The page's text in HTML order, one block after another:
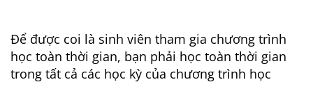
Để được coi là sinh viên tham gia chương trình
học toàn thời gian, bạn phải học toàn thời gian
trong tất cả các học kỳ của chương trình học